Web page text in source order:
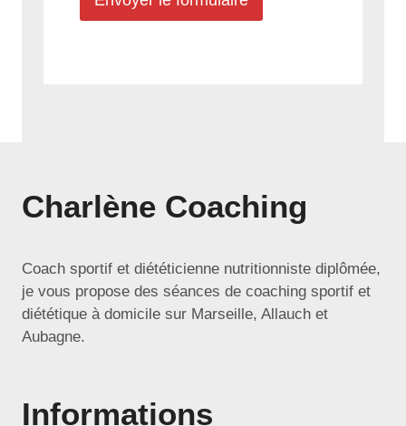
Charlène Coaching
Coach sportif et diététicienne nutritionniste diplômée,
je vous propose des séances de coaching sportif et
diététique à domicile sur Marseille, Allauch et
Aubagne.
Informations